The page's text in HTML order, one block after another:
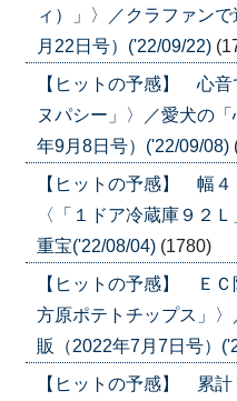
ィ）」〉／クラファン
月22日号）('22/09/22)
【ヒットの予感】 心音
ヌパシー」〉／愛犬の
年9月8日号）('22/09/08)
【ヒットの予感】 幅
〈「１ドア冷蔵庫９２
重宝('22/08/04) (1780)
【ヒットの予感】 Ｅ
方原ポテトチップス」
販（2022年7月7日号）
【ヒットの予感】 累計